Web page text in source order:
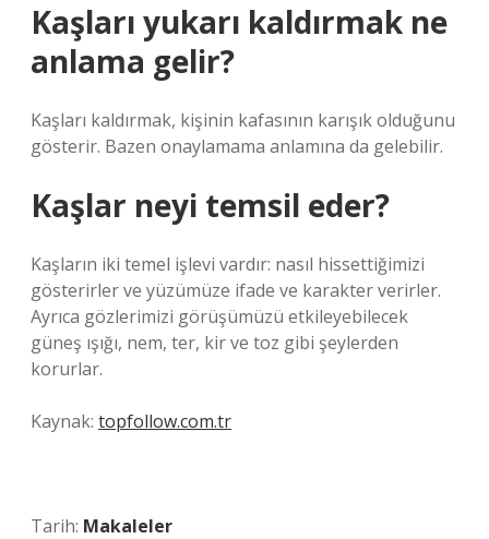
Kaşları yukarı kaldırmak ne
anlama gelir?
Kaşları kaldırmak, kişinin kafasının karışık olduğunu
gösterir. Bazen onaylamama anlamına da gelebilir.
Kaşlar neyi temsil eder?
Kaşların iki temel işlevi vardır: nasıl hissettiğimizi
gösterirler ve yüzümüze ifade ve karakter verirler.
Ayrıca gözlerimizi görüşümüzü etkileyebilecek
güneş ışığı, nem, ter, kir ve toz gibi şeylerden
korurlar.
Kaynak: topfollow.com.tr
Tarih: Makaleler